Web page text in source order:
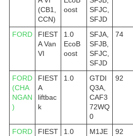
(CB1,
CCN)
oost
SFJC,
SFJD
FORD
FIEST
A Van
VI
1.0
EcoB
oost
SFJA,
SFJB,
SFJC,
SFJD
74
FORD
(CHA
NGAN
)
FIEST
A
liftbac
k
1.0
GTDI
Q3A,
CAF3
72WQ
0
92
FORD
FIEST
1.0
M1JE 92